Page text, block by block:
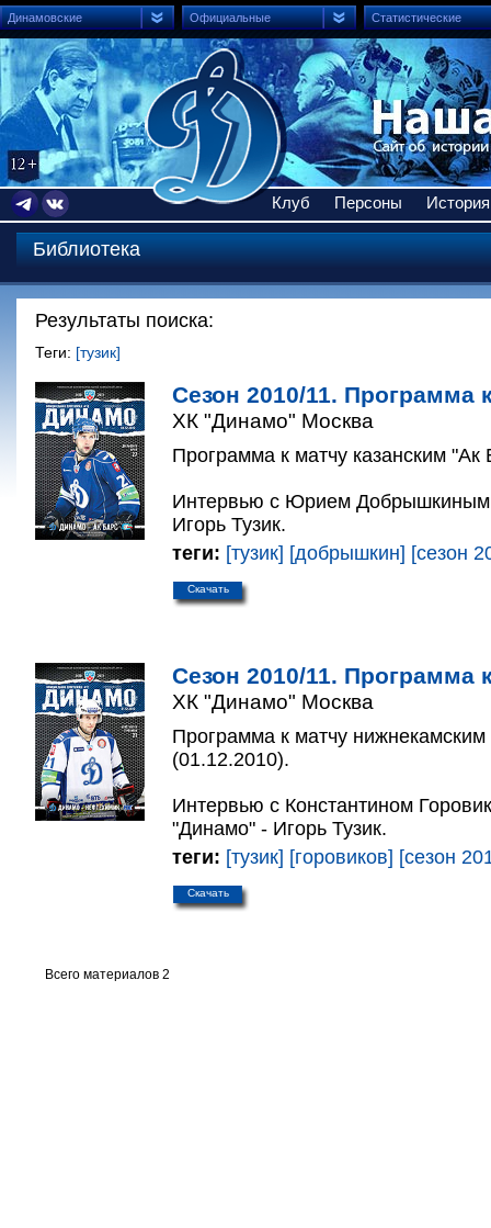
Динамовские Официальные Статистические
Клуб Персоны История
Библиотека
Результаты поиска:
Теги: [тузик]
Сезон 2010/11. Программа
ХК "Динамо" Москва
Программа к матчу казанским
Интервью с Юрием
Игорь Тузик.
теги: [тузик] [добрышкин] [сезон
Скачать
Сезон 2010/11. Программа
ХК "Динамо" Москва
Программа к матчу
(01.12.2010).
Интервью с Константином
"Динамо" - Игорь Тузик.
теги: [тузик] [горовиков] [сезон
Скачать
Всего материалов 2